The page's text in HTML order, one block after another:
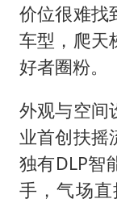
价位很难找
车型，爬天
好者圈粉。
外观与空间
业首创扶摇
独有DLP智
手，气场